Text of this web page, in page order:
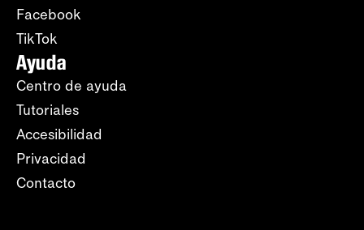
Facebook
TikTok
Ayuda
Centro de ayuda
Tutoriales
Accesibilidad
Privacidad
Contacto